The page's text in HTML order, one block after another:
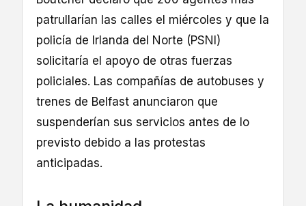
patrullarían las calles el miércoles y que la
policía de Irlanda del Norte (PSNI)
solicitaría el apoyo de otras fuerzas
policiales. Las compañías de autobuses y
trenes de Belfast anunciaron que
suspenderían sus servicios antes de lo
previsto debido a las protestas
anticipadas.